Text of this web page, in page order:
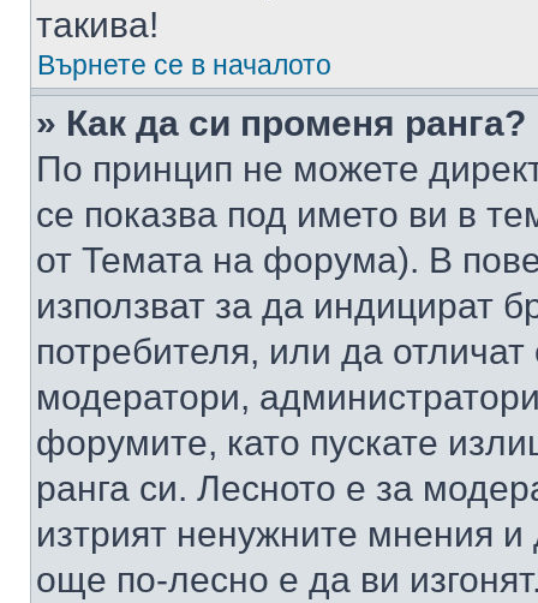
такива!
Върнете се в началото
» Как да си променя ранга?
По принцип не можете
се показва под името ви в
от Темата на форума). В
използват за да индицират
потребителя, или да
модератори,
форумите, като пускате
ранга си. Лесното е за
изтрият ненужните мнения
още по-лесно е да ви